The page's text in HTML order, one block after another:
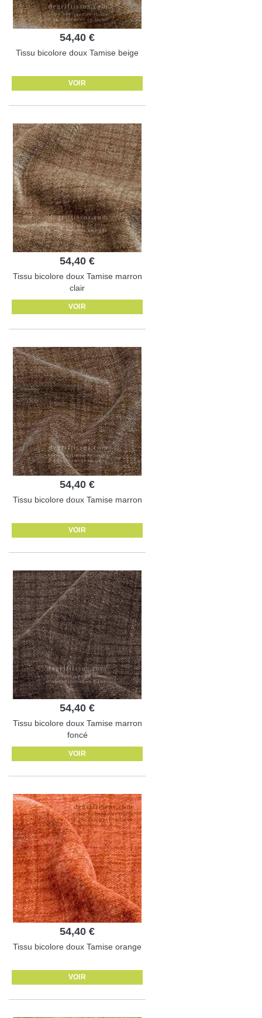
54,40 €
Tissu bicolore doux Tamise beige
VOIR
54,40 €
Tissu bicolore doux Tamise marron
clair
VOIR
54,40 €
Tissu bicolore doux Tamise marron
VOIR
54,40 €
Tissu bicolore doux Tamise marron
foncé
VOIR
54,40 €
Tissu bicolore doux Tamise orange
VOIR